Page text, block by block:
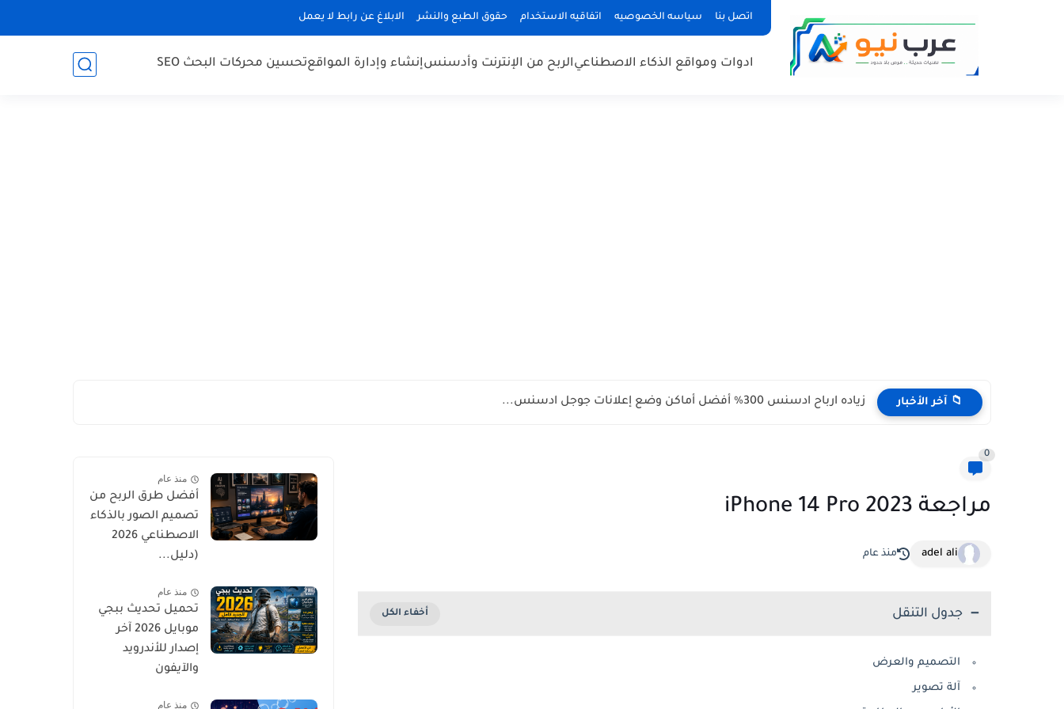
اتصل بنا سياسه الخصوصيه اتفاقيه الاستخدام حقوق الطبع والنشر الابلاغ عن رابط لا يعمل
ادوات ومواقع الذكاء الاصطناعيالربح من الإنترنت وأدسنسإنشاء وإدارة المواقعتحسين محركات البحث SEO
📁 آخر الأخبار زياده ارباح ادسنس 300% أفضل أماكن وضع إعلانات جوجل ادسنس...
0
مراجعة iPhone 14 Pro 2023
adel ali منذ عام
جدول التنقل
التصميم والعرض
آلة تصوير
منذ عام
أفضل طرق الربح من
تصميم الصور بالذكاء
الاصطناعي 2026
(دليل...
منذ عام
تحميل تحديث ببجي
موبايل 2026 آخر
إصدار للأندرويد
والآيفون
منذ عام